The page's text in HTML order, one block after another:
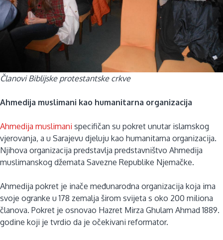
Članovi Biblijske protestantske crkve
Ahmedija muslimani kao humanitarna organizacija
Ahmedija muslimani specifičan su pokret unutar islamskog
vjerovanja, a u Sarajevu djeluju kao humanitarna organizacija.
Njihova organizacija predstavlja predstavništvo Ahmedija
muslimanskog džemata Savezne Republike Njemačke.
Ahmedija pokret je inače međunarodna organizacija koja ima
svoje ogranke u 178 zemalja širom svijeta s oko 200 miliona
članova. Pokret je osnovao Hazret Mirza Ghulam Ahmad 1889.
godine koji je tvrdio da je očekivani reformator.